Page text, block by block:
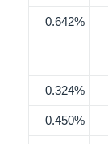
0.642%
0.324%
0.450%